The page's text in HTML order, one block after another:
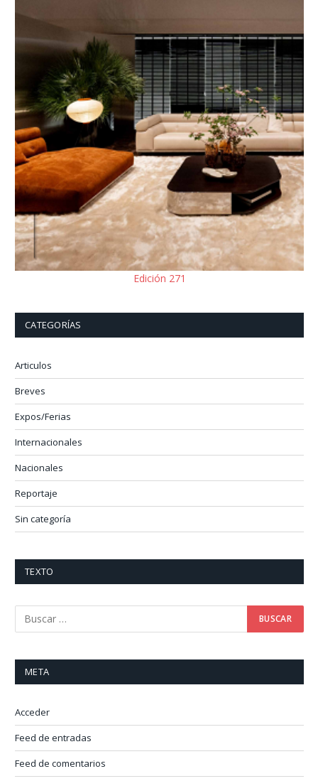
Edición 271
CATEGORÍAS
Articulos
Breves
Expos/Ferias
Internacionales
Nacionales
Reportaje
Sin categoría
TEXTO
META
Acceder
Feed de entradas
Feed de comentarios